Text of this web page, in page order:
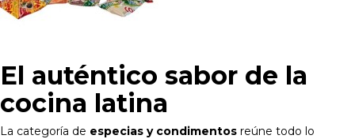
El auténtico sabor de la
cocina latina
La categoría de especias y condimentos reúne todo lo